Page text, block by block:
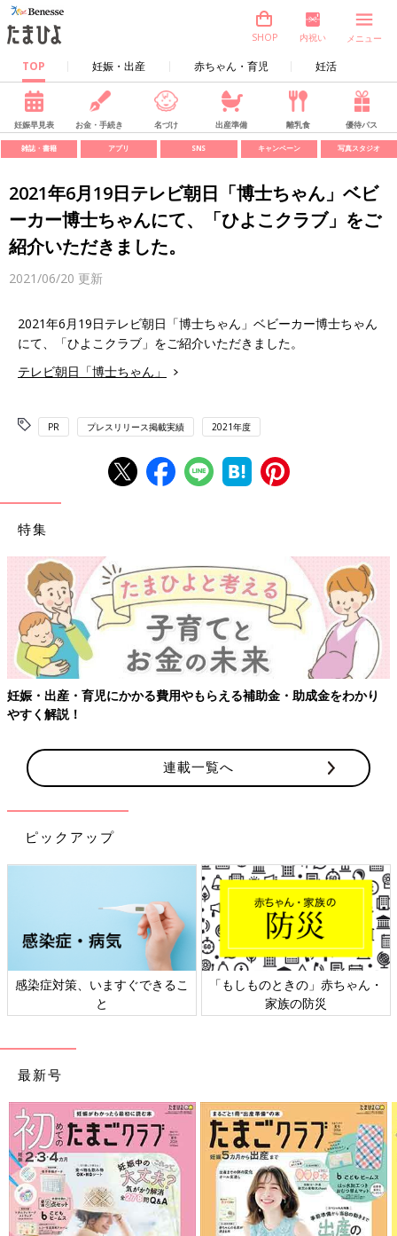
TOP 妊娠・出産 赤ちゃん・育児 妊活
SHOP 内祝い メニュー
妊娠早見表 お金・手続き 名づけ 出産準備 離乳食 優待パス
雑誌・書籍 アプリ SNS キャンペーン 写真スタジオ
2021年6月19日テレビ朝日「博士ちゃん」ベビ
ーカー博士ちゃんにて、「ひよこクラブ」をご
紹介いただきました。
2021/06/20 更新
2021年6月19日テレビ朝日「博士ちゃん」ベビーカー博士ちゃん
にて、「ひよこクラブ」をご紹介いただきました。
テレビ朝日「博士ちゃん」
PR プレスリリース掲載実績 2021年度
特集
妊娠・出産・育児にかかる費用やもらえる補助金・助成金をわかり
やすく解説！
連載一覧へ
ピックアップ
感染症対策、いますぐできるこ
と
「もしものときの」赤ちゃん・
家族の防災
最新号